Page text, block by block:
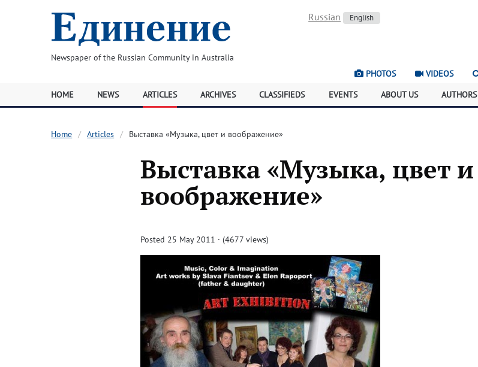
Newspaper of the Russian Community in Australia
Russian English
PHOTOS VIDEOS
HOME NEWS ARTICLES ARCHIVES CLASSIFIEDS EVENTS ABOUT US AUTHORS
Home Articles Выставка «Музыка, цвет и воображение»
Выставка «Музыка, цвет и
воображение»
Posted 25 May 2011 · (4677 views)